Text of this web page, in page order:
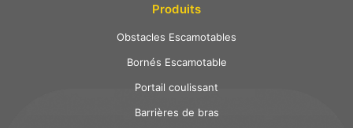
Produits
Obstacles Escamotables
Bornés Escamotable
Portail coulissant
Barrières de bras